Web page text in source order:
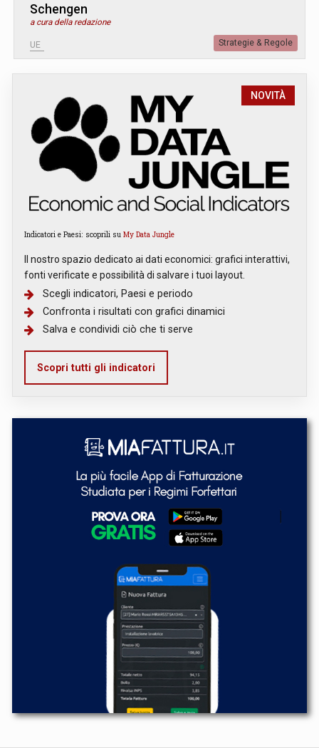
Schengen
a cura della redazione
UE Strategie & Regole
NOVITÀ
Indicatori e Paesi: scoprili su My Data Jungle
Il nostro spazio dedicato ai dati economici: grafici interattivi,
fonti verificate e possibilità di salvare i tuoi layout.
Scegli indicatori, Paesi e periodo
Confronta i risultati con grafici dinamici
Salva e condividi ciò che ti serve
Scopri tutti gli indicatori